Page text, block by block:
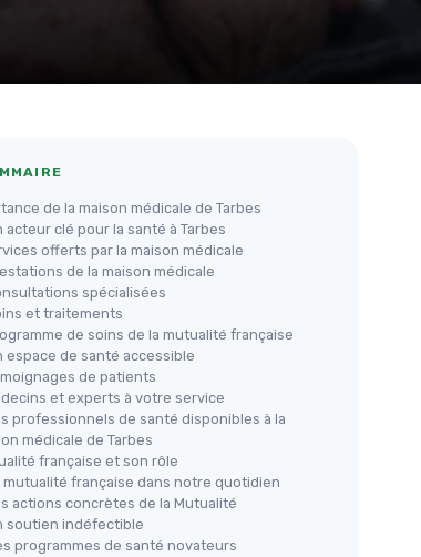
Maison nationale de Charenton
— traitement des aliénés
de la maison médicale de Tarbes
acteur clé pour la santé à Tarbes
offerts par la maison médicale
de la maison médicale
spécialisées
et traitements
de soins de la mutualité française
espace de santé accessible
de patients
et experts à votre service
professionnels de santé disponibles à la
médicale de Tarbes
française et son rôle
mutualité française dans notre quotidien
actions concrètes de la Mutualité
soutien indéfectible
programmes de santé novateurs